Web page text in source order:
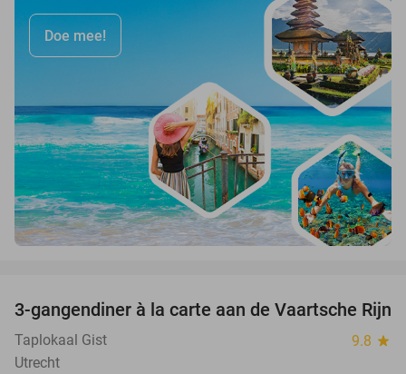
Doe mee!
41%
3-gangendiner à la carte aan de Vaartsche Rijn
Taplokaal Gist 9.8 star
Utrecht